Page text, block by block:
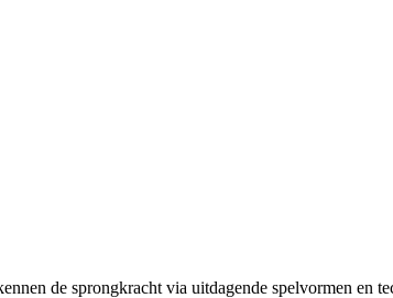
de sprongkracht via uitdagende spelvormen en